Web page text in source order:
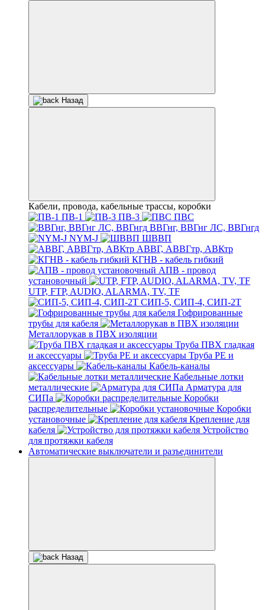
Назад
Кабели, провода, кабельные трассы, коробки
ПВ-1
ПВ-3
ПВС
ВВГнг, ВВГнг ЛС, ВВГнгд
NYM-J
ШВВП
АВВГ, АВВГтр, АВКтр
КГНВ - кабель гибкий
АПВ - провод
установочный
UTP, FTP, AUDIO, ALARMA, TV, TF
СИП-5, СИП-4, СИП-2Т
Гофрированные
трубы для кабеля
Металлорукав в ПВХ изоляции
Труба ПВХ гладкая
и аксессуары
Труба PE и
аксессуары
Кабель-каналы
Кабельные лотки
металлические
Арматура для
СИПа
Коробки
распределительные
Коробки
установочные
Крепление для
кабеля
Устройство
для протяжки кабеля
Автоматические выключатели и разъединители
Назад